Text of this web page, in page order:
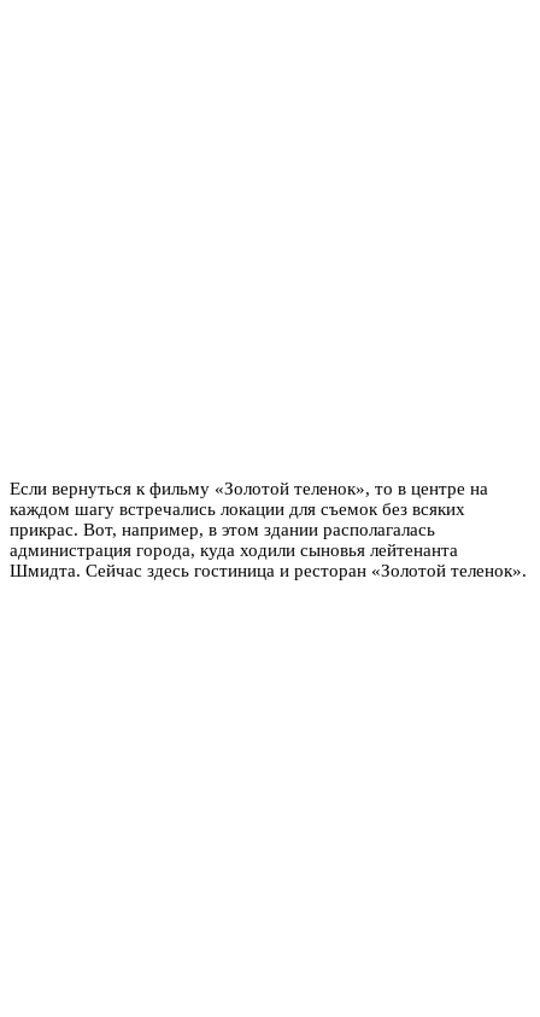
Если вернуться к фильму «Золотой теленок», то в центре на
каждом шагу встречались локации для съемок без всяких
прикрас. Вот, например, в этом здании располагалась
администрация города, куда ходили сыновья лейтенанта
Шмидта. Сейчас здесь гостиница и ресторан «Золотой теленок».